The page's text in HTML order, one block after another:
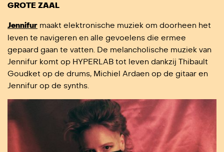
GROTE ZAAL
Jennifur maakt elektronische muziek om doorheen het
leven te navigeren en alle gevoelens die ermee
gepaard gaan te vatten. De melancholische muziek van
Jennifur komt op HYPERLAB tot leven dankzij Thibault
Goudket op de drums, Michiel Ardaen op de gitaar en
Jennifur op de synths.